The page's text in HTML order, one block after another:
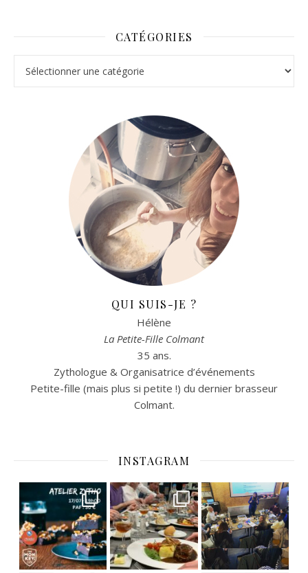
CATÉGORIES
QUI SUIS-JE ?
Hélène
La Petite-Fille Colmant
35 ans.
Zythologue & Organisatrice d’événements
Petite-fille (mais plus si petite !) du dernier brasseur
Colmant.
INSTAGRAM
Viens